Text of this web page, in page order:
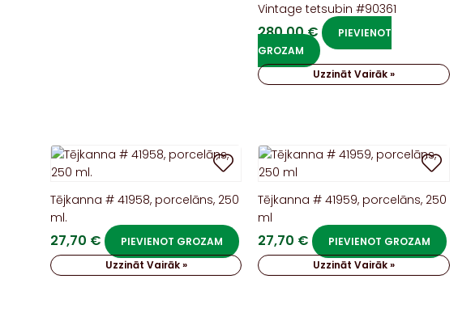
Vintage tetsubin #90361
280,00€
PIEVIENOT
GROZAM
Uzzināt Vairāk »
Tējkanna # 41958, porcelāns, 250
ml.
27,70 €
PIEVIENOT GROZAM
Uzzināt Vairāk »
Tējkanna # 41959, porcelāns, 250
ml
27,70 €
PIEVIENOT GROZAM
Uzzināt Vairāk »